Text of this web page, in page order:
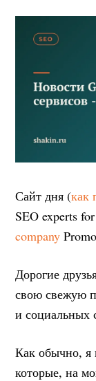
Сайт дня (как
SEO experts
company
Дорогие
свою свежую
и социальных
Как обычно, я
которые, на